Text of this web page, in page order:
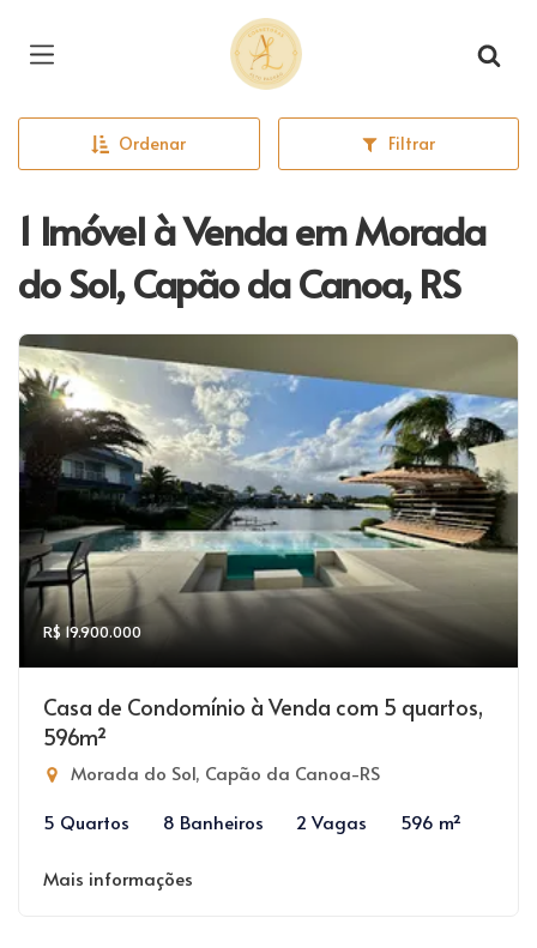
Página inicial
Ordenar Filtrar
1 Imóvel à Venda em Morada
do Sol, Capão da Canoa, RS
R$ 19.900.000
Casa de Condomínio à Venda com 5 quartos,
596m²
Morada do Sol, Capão da Canoa-RS
5 Quartos
8 Banheiros 2 Vagas 596 m²
Mais informações